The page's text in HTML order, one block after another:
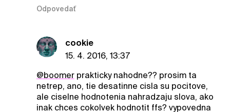
Odpovedať
cookie
15. 4. 2016, 13:37
@boomerprakticky nahodne?? prosim ta
netrep, ano, tie desatinne cisla su pocitove,
ale ciselne hodnotenia nahradzaju slova, ako
inak chces cokolvek hodnotit ffs? vypovedna